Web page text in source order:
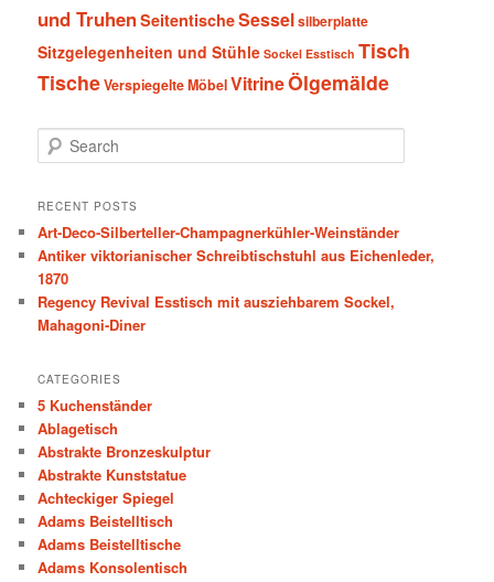
und TruhenSeitentischeSesselsilberplatte
Sitzgelegenheiten und Stühle Sockel Esstisch Tisch
TischeVerspiegelte MöbelVitrineÖlgemälde
e
r
h
RECENT POSTS
Art-Deco-Silberteller-Champagnerkühler-Weinständer
Antiker viktorianischer Schreibtischstuhl aus Eichenleder,
1870
Regency Revival Esstisch mit ausziehbarem Sockel,
Mahagoni-Diner
CATEGORIES
5 Kuchenständer
Ablagetisch
Abstrakte Bronzeskulptur
Abstrakte Kunststatue
Achteckiger Spiegel
Adams Beistelltisch
Adams Beistelltische
Adams Konsolentisch